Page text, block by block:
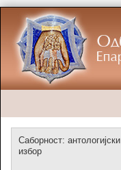
Саборност: антологијски
избор